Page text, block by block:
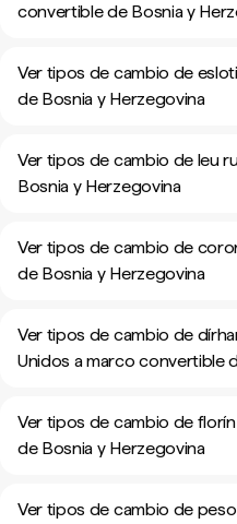
convertible de Bosnia y
Ver tipos de cambio de
de Bosnia y Herzegovina
Ver tipos de cambio de leu
Bosnia y Herzegovina
Ver tipos de cambio de
de Bosnia y Herzegovina
Ver tipos de cambio de
Unidos a marco convertible
Ver tipos de cambio de
de Bosnia y Herzegovina
Ver tipos de cambio de